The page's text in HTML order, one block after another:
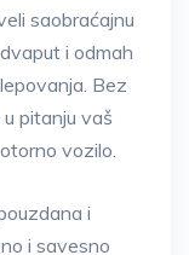
saobraćajnu
i odmah
Bez
pitanju vaš
vozilo.
i
i savesno